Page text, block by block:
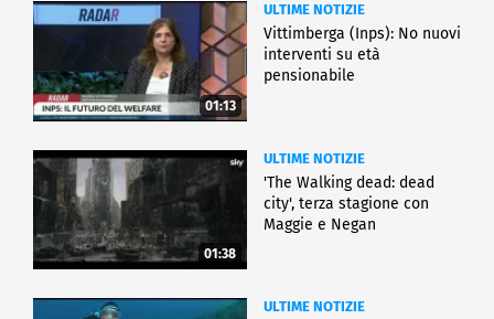
01:13
ULTIME NOTIZIE
Vittimberga (Inps): No nuovi
interventi su età
pensionabile
01:38
ULTIME NOTIZIE
'The Walking dead: dead
city', terza stagione con
Maggie e Negan
ULTIME NOTIZIE